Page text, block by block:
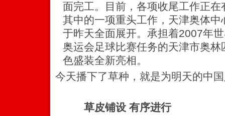
面完工。目前，各项收尾工作正
其中的一项重头工作，天津奥体
于昨天全面展开。承担着2007年
奥运会足球比赛任务的天津市奥
色盛装全新亮相。
今天播下了草种，就是为明天的中
草皮铺设 有序进行